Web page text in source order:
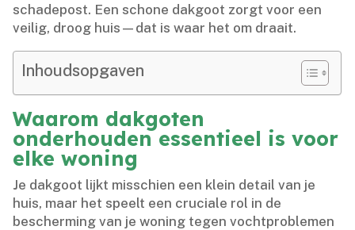
schadepost.​ Een schone dakgoot zorgt voor een
veilig, droog huis—dat is waar het om draait.​
Inhoudsopgaven
Waarom dakgoten
onderhouden essentieel is voor
elke woning
Je dakgoot lijkt misschien een klein detail van je
huis, maar het speelt een cruciale rol in de
bescherming van je woning tegen vochtproblemen